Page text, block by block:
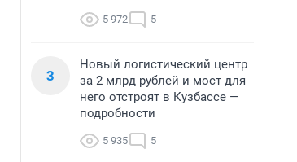
5 972 5
3
Новый логистический центр
за 2 млрд рублей и мост для
него отстроят в Кузбассе —
подробности
5 935 5